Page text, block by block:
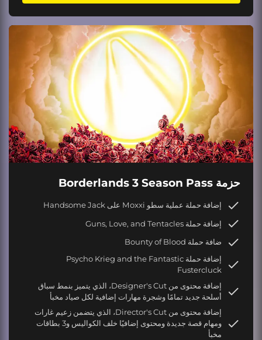
حزمة Borderlands 3 Season Pass
إضافة حملة عملية سطو Moxxi على Handsome Jack
إضافة حملة Guns, Love, and Tentacles
ضافة حملة Bounty of Blood
إضافة حملة Psycho Krieg and the Fantastic
Fustercluck
إضافة محتوى من Designer's Cut، الذي يتميز بنمط سباق
أسلحة جديد تمامًا وشجرة مهارات إضافية لكل صياد مخبأ
إضافة محتوى من Director's Cut، الذي يتضمن زعيم غارات
ومهام قصة جديدة ومحتوى إضافيًا خلف الكواليس و3 بطاقات
مخبأ